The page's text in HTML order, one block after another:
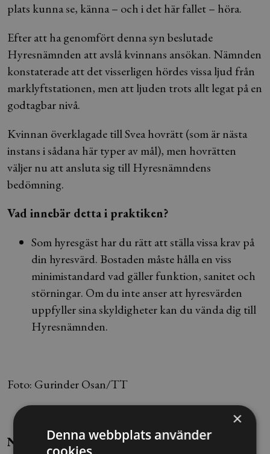
plats kunna se, känna – och i det här fallet – höra.
Efter att ha genomfört denna syn beslutade
Hyresnämnden att avslå kvinnans ansökan. Nämnden
konstaterade att det visserligen hördes vissa ljud från
marklyftstationen, men att ljuden trots allt legat på en
godtagbar nivå.
Kvinnan överklagade till Svea hovrätt (som är nästa
instans i sådana här typer av mål), men hovrätten
väljer nu att ansluta sig till Hyresnämndens
bedömning.
Vad innebär detta i praktiken?
Som hyresgäst har du rätt att ställa vissa krav på
din hyresvärd. Bostaden måste hålla en viss
minimistandard vad gäller funktion, sanitet och
störningar. Om du inte anser att hyresvärden
uppfyller sina skyldigheter kan du vända dig till
Hyresnämnden.
Foto: Gurinder Osan/TT
Nils Ivars / Jaqueline Balcer Bednarska, Dagens
×
Denna webbplats använder